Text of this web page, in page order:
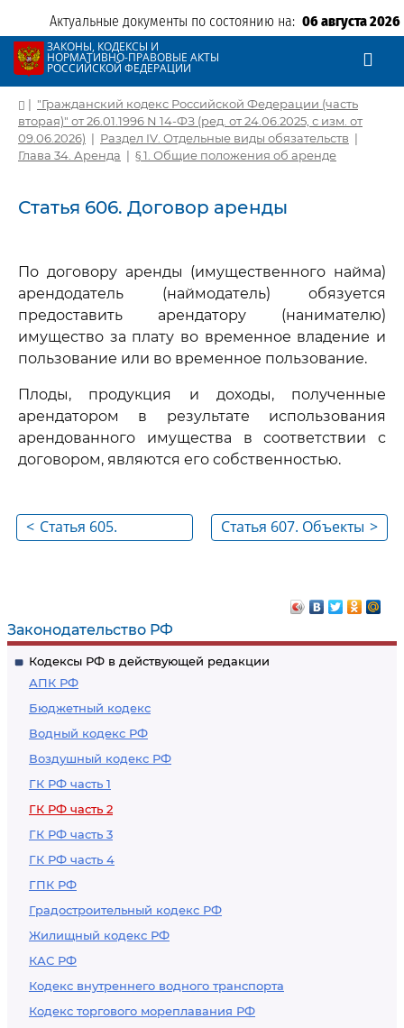
Актуальные документы по состоянию на: 06 августа 2026
ЗАКОНЫ, КОДЕКСЫ И
НОРМАТИВНО-ПРАВОВЫЕ АКТЫ
РОССИЙСКОЙ ФЕДЕРАЦИИ
Законодательство РФ
Кодексы РФ в действующей редакции
АПК РФ
Бюджетный кодекс
Водный кодекс РФ
Воздушный кодекс РФ
ГК РФ часть 1
ГК РФ часть 2
ГК РФ часть 3
ГК РФ часть 4
ГПК РФ
Градостроительный кодекс РФ
Жилищный кодекс РФ
КАС РФ
Кодекс внутреннего водного транспорта
Кодекс торгового мореплавания РФ
| "Гражданский кодекс Российской Федерации (часть
вторая)" от 26.01.1996 N 14-ФЗ (ред. от 24.06.2025, с изм. от
09.06.2026) | Раздел IV. Отдельные виды обязательств |
Глава 34. Аренда | § 1. Общие положения об аренде
Статья 606. Договор аренды
По договору аренды (имущественного найма)
арендодатель (наймодатель) обязуется
предоставить арендатору (нанимателю)
имущество за плату во временное владение и
пользование или во временное пользование.
Плоды, продукция и доходы, полученные
арендатором в результате использования
арендованного имущества в соответствии с
договором, являются его собственностью.
< Статья 605.
>
Статья 607. Объекты